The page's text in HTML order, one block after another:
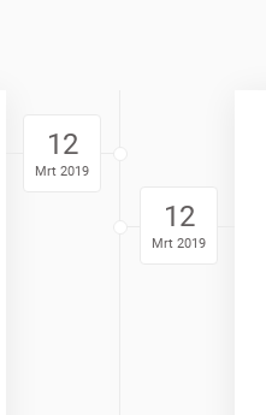
12
Mrt 2019
12
Mrt 2019